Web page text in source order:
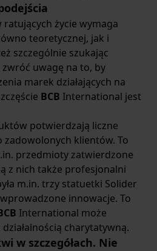
życie wymaga
teoretycznej, jak i
szczególnie szukając
uwagę na to, by
marek działających na
BCB International jest
potwierdzają liczne
klientów. To
przedmioty zatwierdzone
z nich także profesjonalni
m.in. trzy statuetki Solider
innowacje. To
International może
charytatywną.
w szczegółach. Nie